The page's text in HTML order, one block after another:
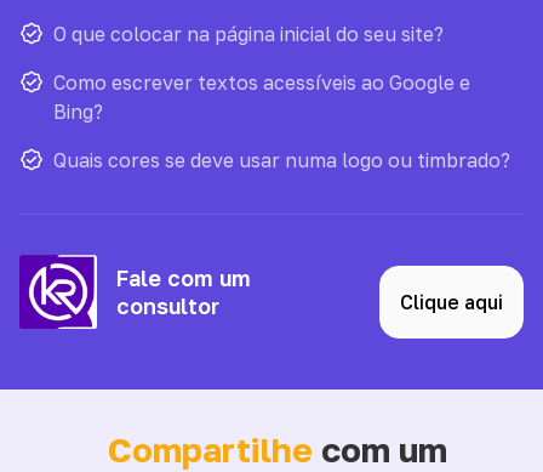
O que colocar na página inicial do seu site?
Como escrever textos acessíveis ao Google e
Bing?
Quais cores se deve usar numa logo ou timbrado?
Fale com um
consultor
Clique aqui
Compartilhe com um